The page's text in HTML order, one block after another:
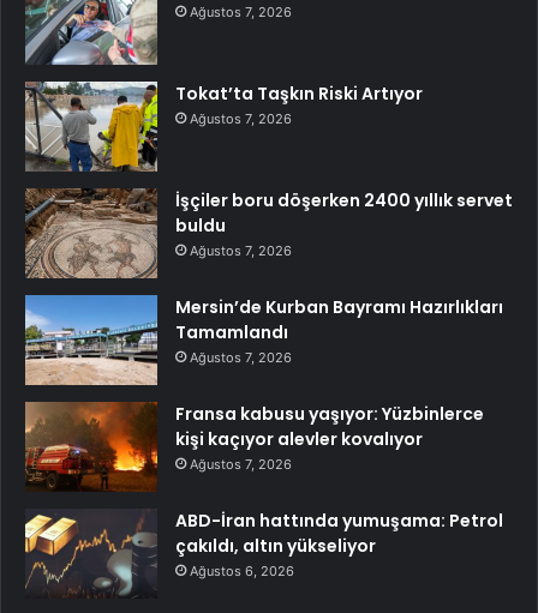
Ağustos 7, 2026
Tokat’ta Taşkın Riski Artıyor
Ağustos 7, 2026
İşçiler boru döşerken 2400 yıllık servet
buldu
Ağustos 7, 2026
Mersin’de Kurban Bayramı Hazırlıkları
Tamamlandı
Ağustos 7, 2026
Fransa kabusu yaşıyor: Yüzbinlerce
kişi kaçıyor alevler kovalıyor
Ağustos 7, 2026
ABD-İran hattında yumuşama: Petrol
çakıldı, altın yükseliyor
Ağustos 6, 2026